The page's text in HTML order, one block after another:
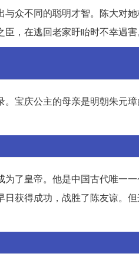
众不同的聪明才智。陈大对
，在逃回老家盱眙时不幸遇害
宝庆公主的母亲是明朝朱元
了皇帝。他是中国古代唯一
获得成功，战胜了陈友谅。